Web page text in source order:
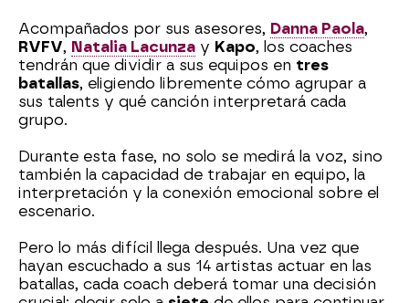
Acompañados por sus asesores, Danna Paola,
RVFV, Natalia Lacunza y Kapo, los coaches
tendrán que dividir a sus equipos en tres
batallas, eligiendo libremente cómo agrupar a
sus talents y qué canción interpretará cada
grupo.
Durante esta fase, no solo se medirá la voz, sino
también la capacidad de trabajar en equipo, la
interpretación y la conexión emocional sobre el
escenario.
Pero lo más difícil llega después. Una vez que
hayan escuchado a sus 14 artistas actuar en las
batallas, cada coach deberá tomar una decisión